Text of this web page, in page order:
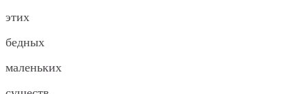
этих
бедных
маленьких